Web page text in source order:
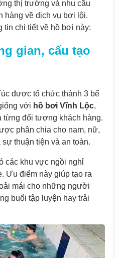
thị trường và nhu cầu
hàng về dịch vụ bơi lội.
tin chi tiết về hồ bơi này:
gian, cấu tạo
được tổ chức thành 3 bể
với hồ bơi Vĩnh Lộc,
từng đối tượng khách hàng.
phân chia cho nam, nữ,
thuận tiện và an toàn.
các khu vực ngồi nghỉ
Ưu điểm này giúp tạo ra
mái cho những người
buổi tập luyện hay trải